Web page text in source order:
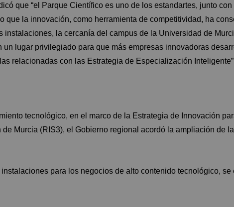
que “el Parque Científico es uno de los estandartes, junto con
que la innovación, como herramienta de competitividad, ha
instalaciones, la cercanía del campus de la Universidad de
lugar privilegiado para que más empresas innovadoras
relacionadas con las Estrategia de Especialización
tecnológico, en el marco de la Estrategia de Innovación
Murcia (RIS3), el Gobierno regional acordó la ampliación de
para los negocios de alto contenido tecnológico, se